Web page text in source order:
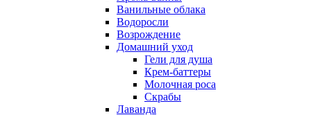
Ванильные облака
Водоросли
Возрождение
Домашний уход
Гели для душа
Крем-баттеры
Молочная роса
Скрабы
Лаванда